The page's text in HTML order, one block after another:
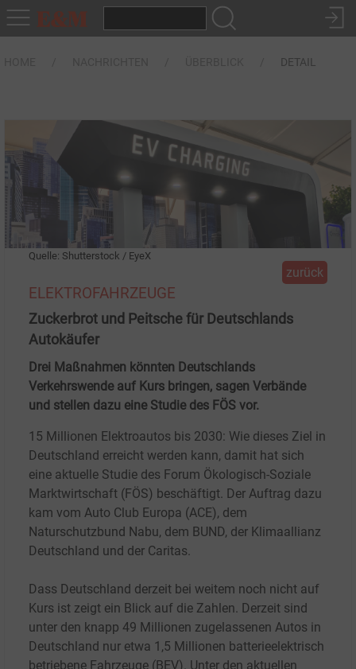
DETAIL
Quelle: Shutterstock / EyeX
zurück
ELEKTROFAHRZEUGE
Zuckerbrot und Peitsche für Deutschlands
Autokäufer
Drei Maßnahmen könnten Deutschlands
Verkehrswende auf Kurs bringen, sagen Verbände
und stellen dazu eine Studie des FÖS vor.
15 Millionen Elektroautos bis 2030: Wie dieses Ziel in
Deutschland erreicht werden kann, damit hat sich
eine aktuelle Studie des Forum Ökologisch-Soziale
Marktwirtschaft (FÖS) beschäftigt. Der Auftrag dazu
kam vom Auto Club Europa (ACE), dem
Naturschutzbund Nabu, dem BUND, der Klimaallianz
Deutschland und der Caritas.
Dass Deutschland derzeit bei weitem noch nicht auf
Kurs ist zeigt ein Blick auf die Zahlen. Derzeit sind
unter den knapp 49 Millionen zugelassenen Autos in
Deutschland nur etwa 1,5 Millionen batterieelektrisch
betriebene Fahrzeuge (BEV). Unter den aktuellen